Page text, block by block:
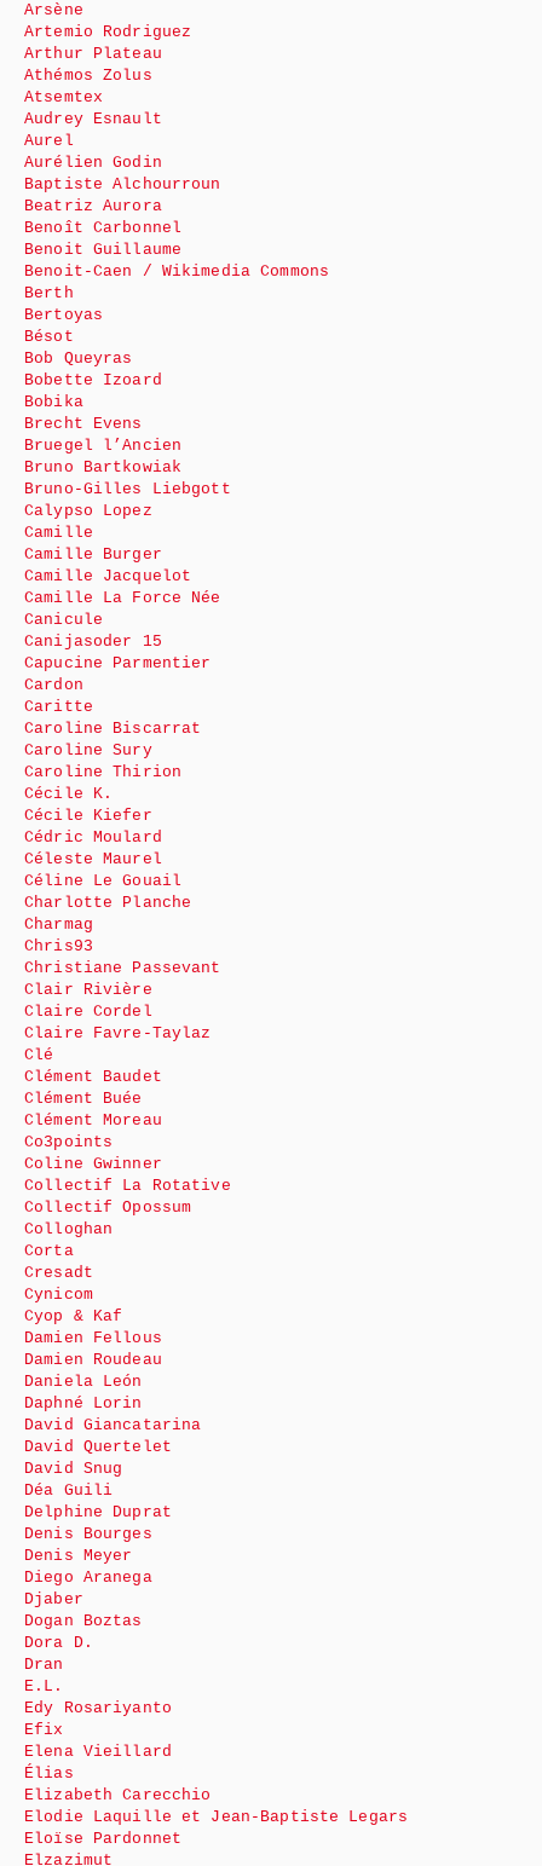
Arsène
Artemio Rodriguez
Arthur Plateau
Athémos Zolus
Atsemtex
Audrey Esnault
Aurel
Aurélien Godin
Baptiste Alchourroun
Beatriz Aurora
Benoît Carbonnel
Benoit Guillaume
Benoit-Caen / Wikimedia Commons
Berth
Bertoyas
Bésot
Bob Queyras
Bobette Izoard
Bobika
Brecht Evens
Bruegel l’Ancien
Bruno Bartkowiak
Bruno-Gilles Liebgott
Calypso Lopez
Camille
Camille Burger
Camille Jacquelot
Camille La Force Née
Canicule
Canijasoder 15
Capucine Parmentier
Cardon
Caritte
Caroline Biscarrat
Caroline Sury
Caroline Thirion
Cécile K.
Cécile Kiefer
Cédric Moulard
Céleste Maurel
Céline Le Gouail
Charlotte Planche
Charmag
Chris93
Christiane Passevant
Clair Rivière
Claire Cordel
Claire Favre-Taylaz
Clé
Clément Baudet
Clément Buée
Clément Moreau
Co3points
Coline Gwinner
Collectif La Rotative
Collectif Opossum
Colloghan
Corta
Cresadt
Cynicom
Cyop & Kaf
Damien Fellous
Damien Roudeau
Daniela León
Daphné Lorin
David Giancatarina
David Quertelet
David Snug
Déa Guili
Delphine Duprat
Denis Bourges
Denis Meyer
Diego Aranega
Djaber
Dogan Boztas
Dora D.
Dran
E.L.
Edy Rosariyanto
Efix
Elena Vieillard
Élias
Elizabeth Carecchio
Elodie Laquille et Jean-Baptiste Legars
Eloïse Pardonnet
Elzazimut